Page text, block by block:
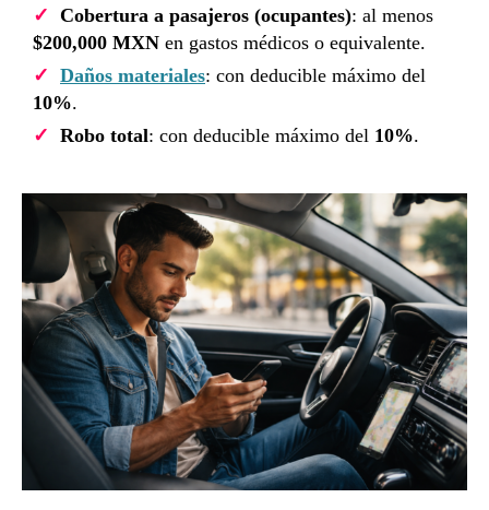
Cobertura a pasajeros (ocupantes): al menos
$200,000 MXN en gastos médicos o equivalente.
Daños materiales: con deducible máximo del
10%.
Robo total: con deducible máximo del 10%.